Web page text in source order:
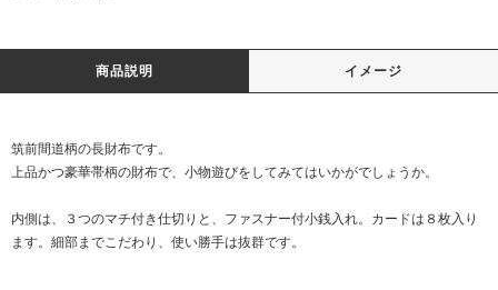
商品説明 イメージ
筑前間道柄の長財布です。
上品かつ豪華帯柄の財布で、小物遊びをしてみてはいかがでしょうか。
内側は、３つのマチ付き仕切りと、ファスナー付小銭入れ。カードは８枚入り
ます。細部までこだわり、使い勝手は抜群です。